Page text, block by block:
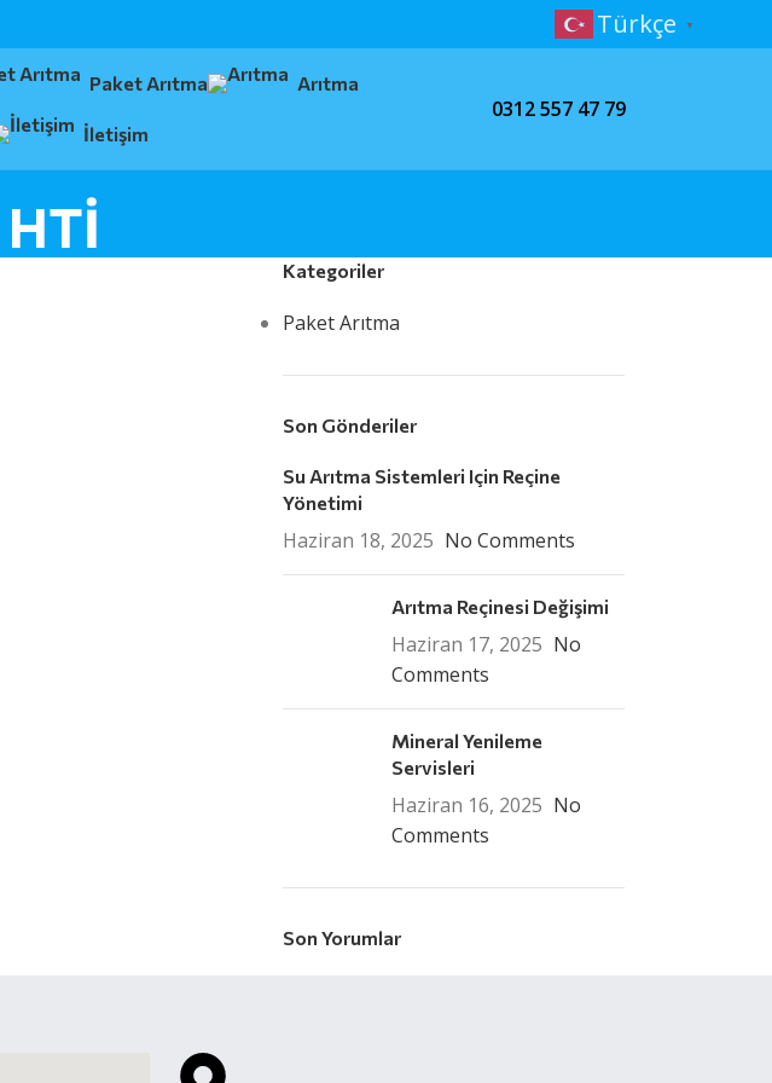
Türkçe ▼
Paket Arıtma Arıtma
İletişim
0312 557 47 79
Kategoriler
Paket Arıtma
Son Gönderiler
Su Arıtma Sistemleri Için Reçine
Yönetimi
Haziran 18, 2025 No Comments
Arıtma Reçinesi Değişimi
Haziran 17, 2025 No
Comments
Mineral Yenileme
Servisleri
Haziran 16, 2025 No
Comments
Son Yorumlar